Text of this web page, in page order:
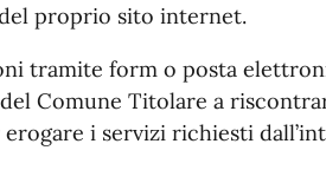
proprio sito internet.
tramite form o posta
Comune Titolare a
i servizi richiesti